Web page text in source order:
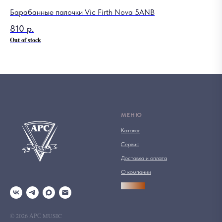
Барабанные палочки Vic Firth Nova 5АNB
810 р.
Out of stock
© 2026 АРС MUSIC
МЕНЮ
Каталог
Сервис
Доставка и оплата
О компании